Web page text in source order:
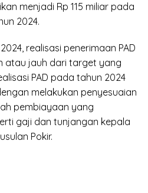
menjadi Rp 115 miliar pada
2024.
realisasi penerimaan PAD
atau jauh dari target yang
PAD pada tahun 2024
melakukan penyesuaian
pembiayaan yang
gaji dan tunjangan kepala
Pokir.